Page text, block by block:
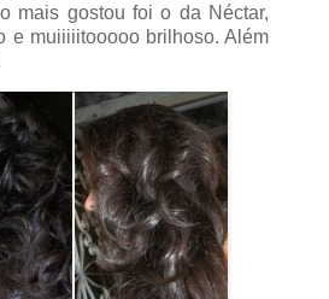
mais gostou foi o da Néctar,
e muiiiiitooooo brilhoso. Além